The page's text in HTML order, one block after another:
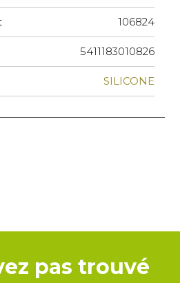
106824
5411183010826
SILICONE
pas trouvé